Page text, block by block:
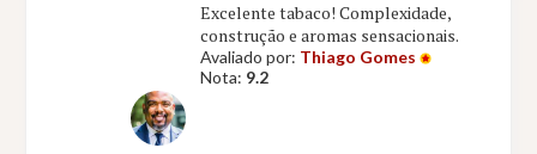
Excelente tabaco! Complexidade,
construção e aromas sensacionais.
Avaliado por: Thiago Gomes
Nota: 9.2